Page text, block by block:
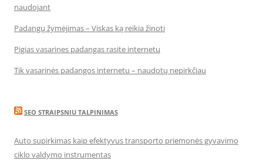
naudojant
Padangų žymėjimas – Viskas ką reikia žinoti
Pigias vasarines padangas rasite internetu
Tik vasarinės padangos internetu – naudotų nepirkčiau
SEO STRAIPSNIU TALPINIMAS
Auto supirkimas kaip efektyvus transporto priemonės gyvavimo
ciklo valdymo instrumentas